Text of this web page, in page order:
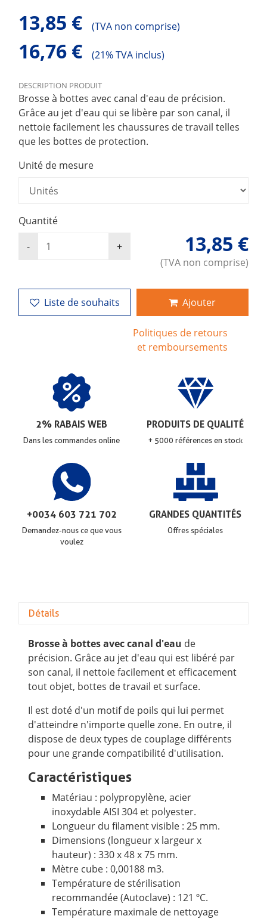
13,85 € (TVA non comprise)
16,76 € (21% TVA inclus)
DESCRIPTION PRODUIT
Brosse à bottes avec canal d'eau de précision.
Grâce au jet d'eau qui se libère par son canal, il
nettoie facilement les chaussures de travail telles
que les bottes de protection.
Unité de mesure
Quantité
13,85 €
(TVA non comprise)
Liste de souhaits Ajouter
Politiques de retours
et remboursements
2% RABAIS WEB
Dans les commandes online
PRODUITS DE QUALITÉ
+ 5000 références en stock
+0034 603 721 702
Demandez-nous ce que vous
voulez
GRANDES QUANTITÉS
Offres spéciales
Détails
Brosse à bottes avec canal d'eau de
précision. Grâce au jet d'eau qui est libéré par
son canal, il nettoie facilement et efficacement
tout objet, bottes de travail et surface.
Il est doté d'un motif de poils qui lui permet
d'atteindre n'importe quelle zone. En outre, il
dispose de deux types de couplage différents
pour une grande compatibilité d'utilisation.
Caractéristiques
Matériau : polypropylène, acier
inoxydable AISI 304 et polyester.
Longueur du filament visible : 25 mm.
Dimensions (longueur x largeur x
hauteur) : 330 x 48 x 75 mm.
Mètre cube : 0,00188 m3.
Température de stérilisation
recommandée (Autoclave) : 121 ºC.
Température maximale de nettoyage